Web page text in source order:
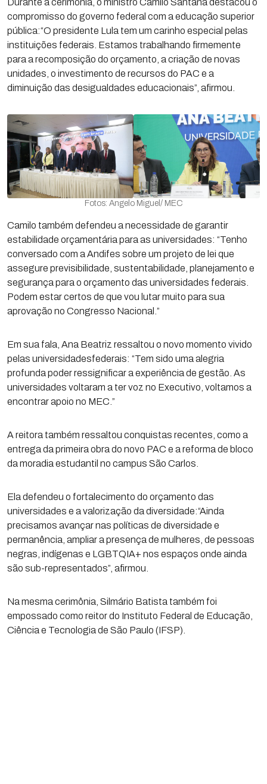
compromisso do governo federal com a educação superior
pública:“O presidente Lula tem um carinho especial pelas
instituições federais. Estamos trabalhando firmemente
para a recomposição do orçamento, a criação de novas
unidades, o investimento de recursos do PAC e a
diminuição das desigualdades educacionais”, afirmou.
Fotos: Angelo Miguel/ MEC
Camilo também defendeu a necessidade de garantir
estabilidade orçamentária para as universidades: “Tenho
conversado com a Andifes sobre um projeto de lei que
assegure previsibilidade, sustentabilidade, planejamento e
segurança para o orçamento das universidades federais.
Podem estar certos de que vou lutar muito para sua
aprovação no Congresso Nacional.”
Em sua fala, Ana Beatriz ressaltou o novo momento vivido
pelas universidadesfederais: “Tem sido uma alegria
profunda poder ressignificar a experiência de gestão. As
universidades voltaram a ter voz no Executivo, voltamos a
encontrar apoio no MEC.”
A reitora também ressaltou conquistas recentes, como a
entrega da primeira obra do novo PAC e a reforma de bloco
da moradia estudantil no campus São Carlos.
Ela defendeu o fortalecimento do orçamento das
universidades e a valorização da diversidade:“Ainda
precisamos avançar nas políticas de diversidade e
permanência, ampliar a presença de mulheres, de pessoas
negras, indígenas e LGBTQIA+ nos espaços onde ainda
são sub-representados”, afirmou.
Na mesma cerimônia, Silmário Batista também foi
empossado como reitor do Instituto Federal de Educação,
Ciência e Tecnologia de São Paulo (IFSP).